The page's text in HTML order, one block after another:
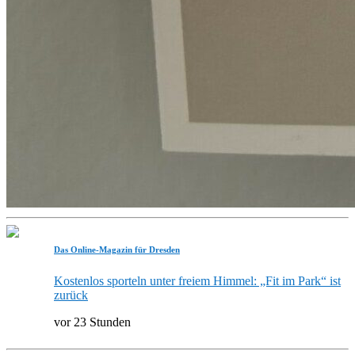
Das Online-Magazin für Dresden
Kostenlos sporteln unter freiem Himmel: „Fit im Park“ ist
zurück
vor 23 Stunden